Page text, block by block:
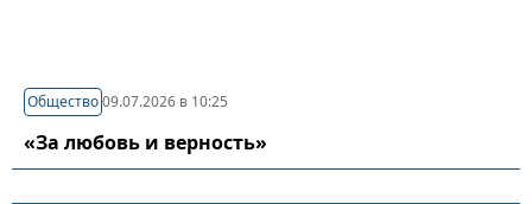
Общество09.07.2026 в 10:25
«За любовь и верность»